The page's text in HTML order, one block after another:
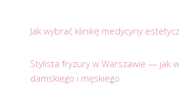
Jak wybrać klinikę medycyny
Stylista fryzury w Warszawie — jak
damskiego i męskiego